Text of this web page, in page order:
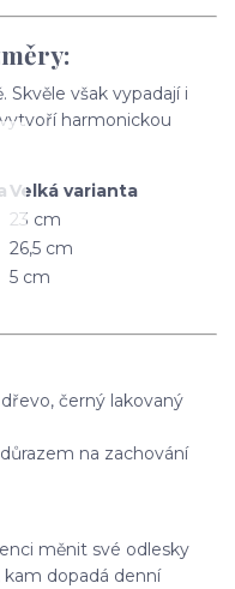
Skvěle však vypadají i
harmonickou
Velká varianta
23 cm
26,5 cm
5 cm
černý lakovaný
na zachování
měnit své odlesky
dopadá denní